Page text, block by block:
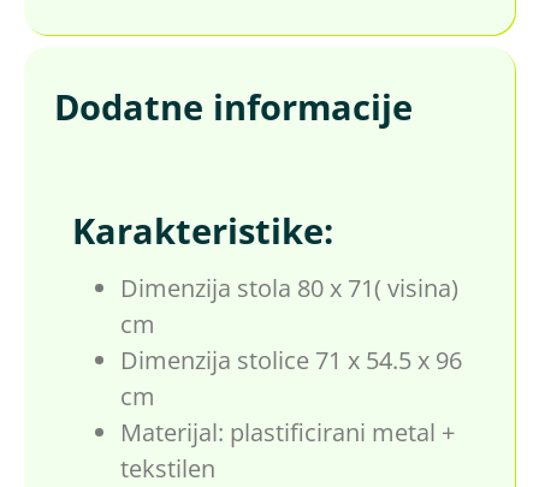
Dodatne informacije
Karakteristike:
Dimenzija stola 80 x 71( visina)
cm
Dimenzija stolice 71 x 54.5 x 96
cm
Materijal: plastificirani metal +
tekstilen